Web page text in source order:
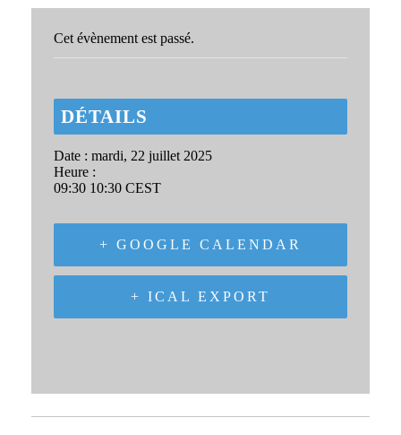
Cet évènement est passé.
DÉTAILS
Date : mardi, 22 juillet 2025
Heure :
09:30 10:30 CEST
+ GOOGLE CALENDAR
+ ICAL EXPORT